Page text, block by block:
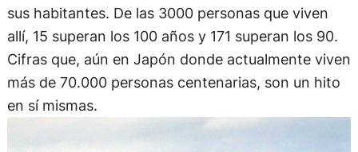
sus habitantes. De las 3000 personas que viven
allí, 15 superan los 100 años y 171 superan los 90.
Cifras que, aún en Japón donde actualmente viven
más de 70.000 personas centenarias, son un hito
en sí mismas.